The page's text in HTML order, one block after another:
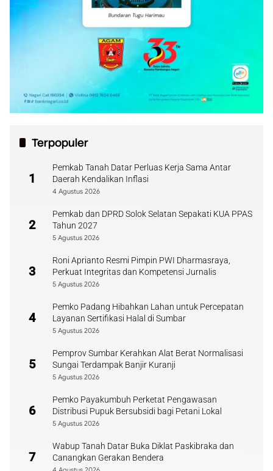
Terpopuler
1
Pemkab Tanah Datar Perluas Kerja Sama Antar
Daerah Kendalikan Inflasi
4 Agustus 2026
2
Pemkab dan DPRD Solok Selatan Sepakati KUA PPAS
Tahun 2027
5 Agustus 2026
3
Roni Aprianto Resmi Pimpin PWI Dharmasraya,
Perkuat Integritas dan Kompetensi Jurnalis
5 Agustus 2026
4
Pemko Padang Hibahkan Lahan untuk Percepatan
Layanan Sertifikasi Halal di Sumbar
5 Agustus 2026
5
Pemprov Sumbar Kerahkan Alat Berat Normalisasi
Sungai Terdampak Banjir Kuranji
5 Agustus 2026
6
Pemko Payakumbuh Perketat Pengawasan
Distribusi Pupuk Bersubsidi bagi Petani Lokal
5 Agustus 2026
7
Wabup Tanah Datar Buka Diklat Paskibraka dan
Canangkan Gerakan Bendera